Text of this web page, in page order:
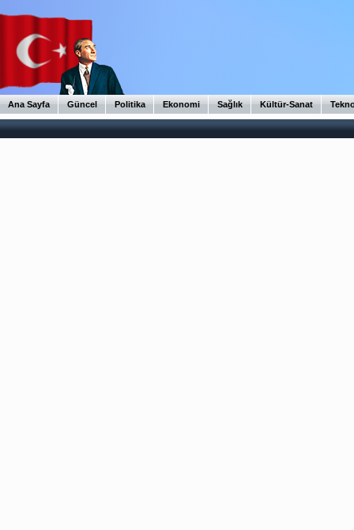
Ana Sayfa Güncel Politika Ekonomi Sağlık Kültür-Sanat